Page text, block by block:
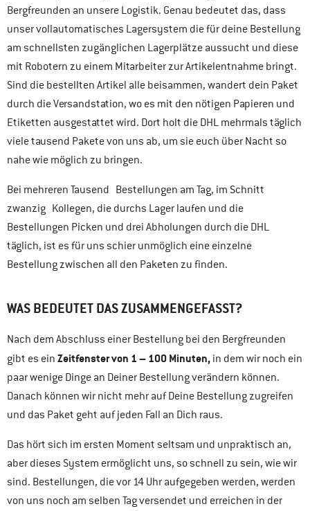
Bergfreunden an unsere Logistik. Genau bedeutet das, dass
unser vollautomatisches Lagersystem die für deine Bestellung
am schnellsten zugänglichen Lagerplätze aussucht und diese
mit Robotern zu einem Mitarbeiter zur Artikelentnahme bringt.
Sind die bestellten Artikel alle beisammen, wandert dein Paket
durch die Versandstation, wo es mit den nötigen Papieren und
Etiketten ausgestattet wird. Dort holt die DHL mehrmals täglich
viele tausend Pakete von uns ab, um sie euch über Nacht so
nahe wie möglich zu bringen.
Bei mehreren Tausend Bestellungen am Tag, im Schnitt
zwanzig Kollegen, die durchs Lager laufen und die
Bestellungen Picken und drei Abholungen durch die DHL
täglich, ist es für uns schier unmöglich eine einzelne
Bestellung zwischen all den Paketen zu finden.
WAS BEDEUTET DAS ZUSAMMENGEFASST?
Nach dem Abschluss einer Bestellung bei den Bergfreunden
gibt es ein Zeitfenster von 1 – 100 Minuten, in dem wir noch ein
paar wenige Dinge an Deiner Bestellung verändern können.
Danach können wir nicht mehr auf Deine Bestellung zugreifen
und das Paket geht auf jeden Fall an Dich raus.
Das hört sich im ersten Moment seltsam und unpraktisch an,
aber dieses System ermöglicht uns, so schnell zu sein, wie wir
sind. Bestellungen, die vor 14 Uhr aufgegeben werden, werden
von uns noch am selben Tag versendet und erreichen in der